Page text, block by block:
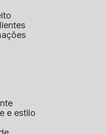
e estilo